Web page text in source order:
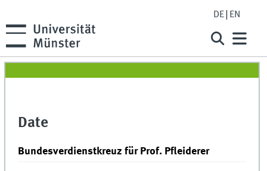
DE EN
Date
Bundesverdienstkreuz für Prof. Pfleiderer